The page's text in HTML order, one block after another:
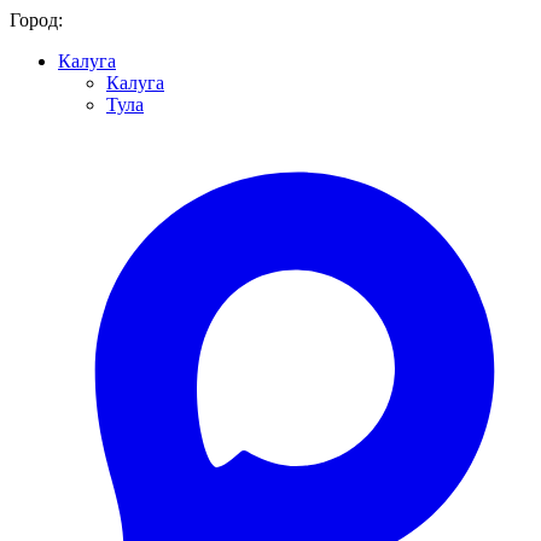
Город:
Калуга
Калуга
Тула